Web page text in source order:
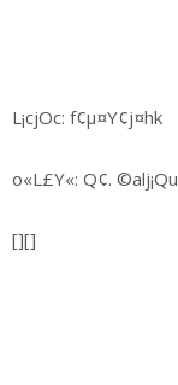
L¡cjOc: f¢µ¤Y¢j¤hk
o«L£Y«: Q¢. ©alj¡Qu
[][]